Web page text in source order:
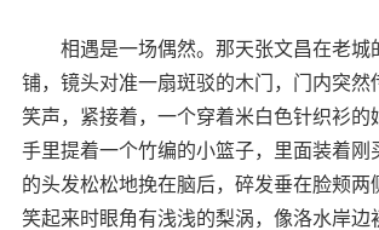
相遇是一场偶然。那天张文昌在老城
铺，镜头对准一扇斑驳的木门，门内突然
笑声，紧接着，一个穿着米白色针织衫的
手里提着一个竹编的小篮子，里面装着刚
的头发松松地挽在脑后，碎发垂在脸颊两
笑起来时眼角有浅浅的梨涡，像洛水岸边